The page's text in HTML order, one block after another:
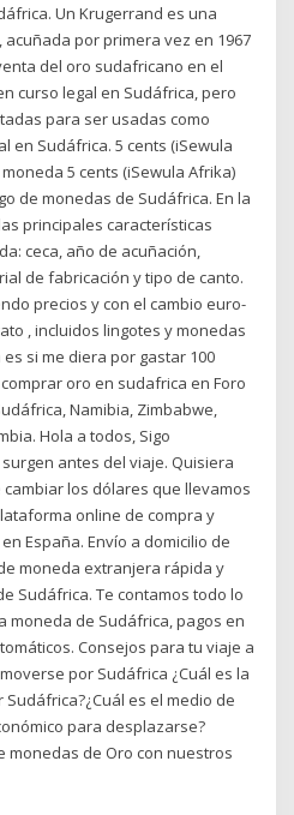
Un Krugerrand es una
por primera vez en 1967
del oro sudafricano en el
curso legal en Sudáfrica, pero
para ser usadas como
en Sudáfrica. 5 cents (iSewula
5 cents (iSewula Afrika)
de monedas de Sudáfrica. En la
principales características
ceca, año de acuñación,
de fabricación y tipo de canto.
precios y con el cambio euro-
, incluidos lingotes y monedas
si me diera por gastar 100
oro en sudafrica en Foro
Namibia, Zimbabwe,
Hola a todos, Sigo
antes del viaje. Quisiera
los dólares que llevamos
online de compra y
España. Envío a domicilio de
moneda extranjera rápida y
Sudáfrica. Te contamos todo lo
moneda de Sudáfrica, pagos en
Consejos para tu viaje a
por Sudáfrica ¿Cuál es la
es el medio de
para desplazarse?
monedas de Oro con nuestros